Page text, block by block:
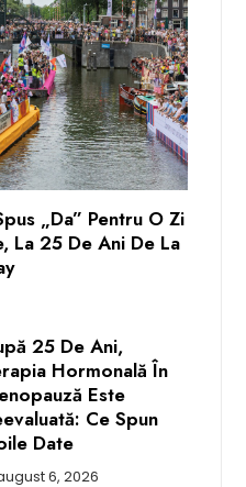
„da” Pentru O Zi
La 25 De Ani De La
25 De Ani,
Hormonală În
Este
Ce Spun
Date
6, 2026